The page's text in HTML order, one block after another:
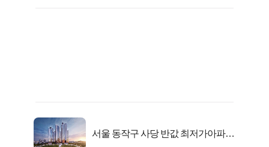
서울 동작구 사당 반값 최저가아파트